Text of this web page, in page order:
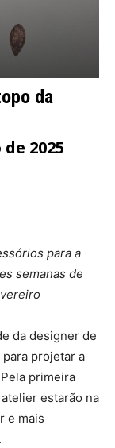
da
2025
para a
semanas de
da designer de
projetar a
primeira
estarão na
e mais